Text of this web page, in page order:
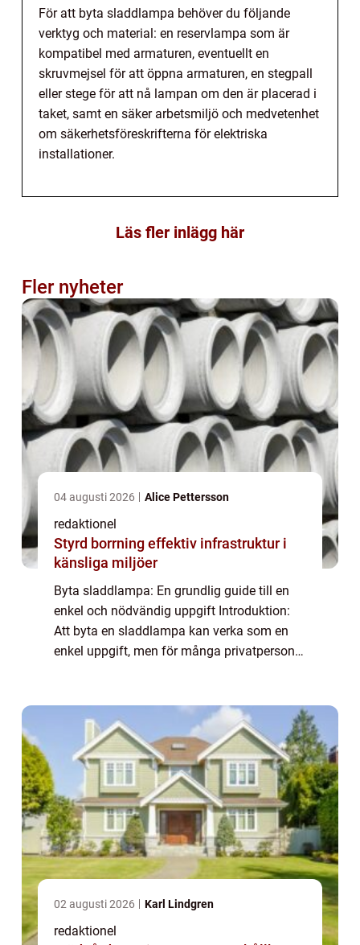
För att byta sladdlampa behöver du följande
verktyg och material: en reservlampa som är
kompatibel med armaturen, eventuellt en
skruvmejsel för att öppna armaturen, en stegpall
eller stege för att nå lampan om den är placerad i
taket, samt en säker arbetsmiljö och medvetenhet
om säkerhetsföreskrifterna för elektriska
installationer.
Läs fler inlägg här
Fler nyheter
04 augusti 2026 Alice Pettersson
redaktionel
Styrd borrning effektiv infrastruktur i
känsliga miljöer
Byta sladdlampa: En grundlig guide till en
enkel och nödvändig uppgift Introduktion:
Att byta en sladdlampa kan verka som en
enkel uppgift, men för många privatpersoner
02 augusti 2026 Karl Lindgren
redaktionel